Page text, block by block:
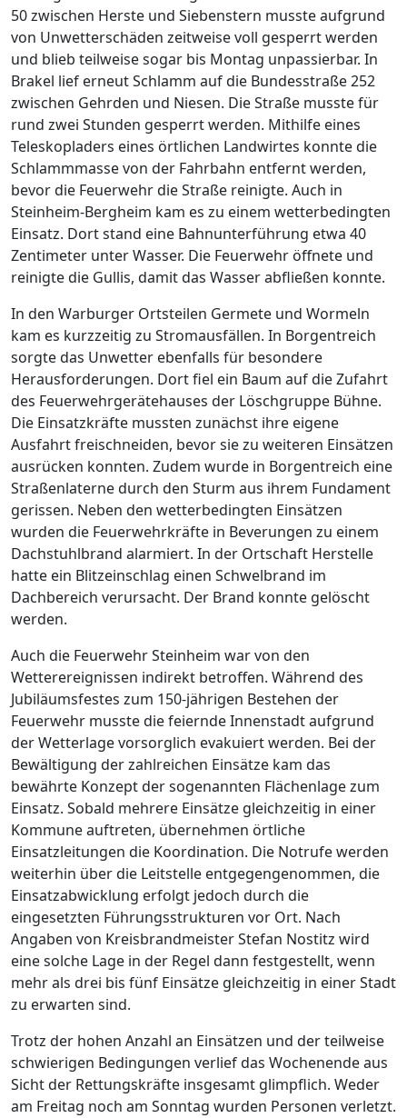
50 zwischen Herste und Siebenstern musste aufgrund
von Unwetterschäden zeitweise voll gesperrt werden
und blieb teilweise sogar bis Montag unpassierbar. In
Brakel lief erneut Schlamm auf die Bundesstraße 252
zwischen Gehrden und Niesen. Die Straße musste für
rund zwei Stunden gesperrt werden. Mithilfe eines
Teleskopladers eines örtlichen Landwirtes konnte die
Schlammmasse von der Fahrbahn entfernt werden,
bevor die Feuerwehr die Straße reinigte. Auch in
Steinheim-Bergheim kam es zu einem wetterbedingten
Einsatz. Dort stand eine Bahnunterführung etwa 40
Zentimeter unter Wasser. Die Feuerwehr öffnete und
reinigte die Gullis, damit das Wasser abfließen konnte.
In den Warburger Ortsteilen Germete und Wormeln
kam es kurzzeitig zu Stromausfällen. In Borgentreich
sorgte das Unwetter ebenfalls für besondere
Herausforderungen. Dort fiel ein Baum auf die Zufahrt
des Feuerwehrgerätehauses der Löschgruppe Bühne.
Die Einsatzkräfte mussten zunächst ihre eigene
Ausfahrt freischneiden, bevor sie zu weiteren Einsätzen
ausrücken konnten. Zudem wurde in Borgentreich eine
Straßenlaterne durch den Sturm aus ihrem Fundament
gerissen. Neben den wetterbedingten Einsätzen
wurden die Feuerwehrkräfte in Beverungen zu einem
Dachstuhlbrand alarmiert. In der Ortschaft Herstelle
hatte ein Blitzeinschlag einen Schwelbrand im
Dachbereich verursacht. Der Brand konnte gelöscht
werden.
Auch die Feuerwehr Steinheim war von den
Wetterereignissen indirekt betroffen. Während des
Jubiläumsfestes zum 150-jährigen Bestehen der
Feuerwehr musste die feiernde Innenstadt aufgrund
der Wetterlage vorsorglich evakuiert werden. Bei der
Bewältigung der zahlreichen Einsätze kam das
bewährte Konzept der sogenannten Flächenlage zum
Einsatz. Sobald mehrere Einsätze gleichzeitig in einer
Kommune auftreten, übernehmen örtliche
Einsatzleitungen die Koordination. Die Notrufe werden
weiterhin über die Leitstelle entgegengenommen, die
Einsatzabwicklung erfolgt jedoch durch die
eingesetzten Führungsstrukturen vor Ort. Nach
Angaben von Kreisbrandmeister Stefan Nostitz wird
eine solche Lage in der Regel dann festgestellt, wenn
mehr als drei bis fünf Einsätze gleichzeitig in einer Stadt
zu erwarten sind.
Trotz der hohen Anzahl an Einsätzen und der teilweise
schwierigen Bedingungen verlief das Wochenende aus
Sicht der Rettungskräfte insgesamt glimpflich. Weder
am Freitag noch am Sonntag wurden Personen verletzt.